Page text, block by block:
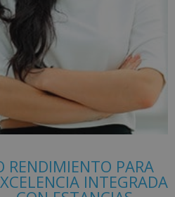
RENDIMIENTO PARA
INTEGRADA